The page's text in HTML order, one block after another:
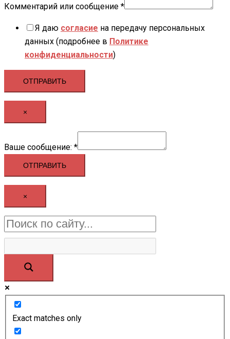
Комментарий или сообщение *
Я даю согласие на передачу персональных
данных (подробнее в Политике
конфиденциальности)
ОТПРАВИТЬ
×
сообщение:
Ваше сообщение: *
ОТПРАВИТЬ
×
Exact matches only